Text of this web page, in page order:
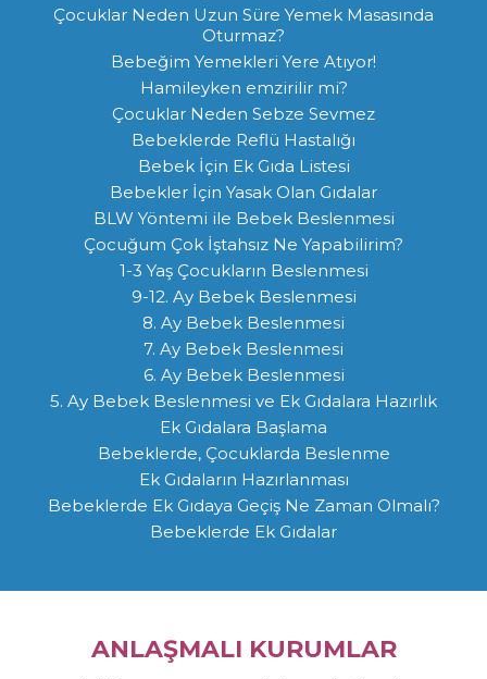
Çocuklar Neden Uzun Süre Yemek Masasında
Oturmaz?
Bebeğim Yemekleri Yere Atıyor!
Hamileyken emzirilir mi?
Çocuklar Neden Sebze Sevmez
Bebeklerde Reflü Hastalığı
Bebek İçin Ek Gıda Listesi
Bebekler İçin Yasak Olan Gıdalar
BLW Yöntemi ile Bebek Beslenmesi
Çocuğum Çok İştahsız Ne Yapabilirim?
1-3 Yaş Çocukların Beslenmesi
9-12. Ay Bebek Beslenmesi
8. Ay Bebek Beslenmesi
7. Ay Bebek Beslenmesi
6. Ay Bebek Beslenmesi
5. Ay Bebek Beslenmesi ve Ek Gıdalara Hazırlık
Ek Gıdalara Başlama
Bebeklerde, Çocuklarda Beslenme
Ek Gıdaların Hazırlanması
Bebeklerde Ek Gıdaya Geçiş Ne Zaman Olmalı?
Bebeklerde Ek Gıdalar
ANLAŞMALI KURUMLAR